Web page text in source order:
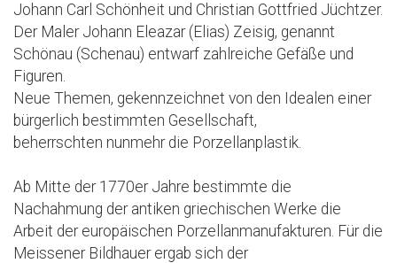
Johann Carl Schönheit und Christian Gottfried Jüchtzer.
Der Maler Johann Eleazar (Elias) Zeisig, genannt
Schönau (Schenau) entwarf zahlreiche Gefäße und
Figuren.
Neue Themen, gekennzeichnet von den Idealen einer
bürgerlich bestimmten Gesellschaft,
beherrschten nunmehr die Porzellanplastik.
Ab Mitte der 1770er Jahre bestimmte die
Nachahmung der antiken griechischen Werke die
Arbeit der europäischen Porzellanmanufakturen. Für die
Meissener Bildhauer ergab sich der